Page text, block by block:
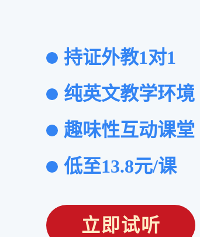
持证外教1对1
纯英文教学环境
趣味性互动课堂
低至13.8元/课
立即试听